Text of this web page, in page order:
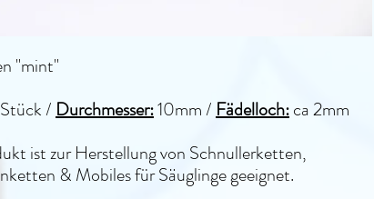
"mint"
/Durchmesser:10mm /Fädelloch:ca 2mm
ist zur Herstellung von Schnullerketten,
& Mobiles für Säuglinge geeignet.